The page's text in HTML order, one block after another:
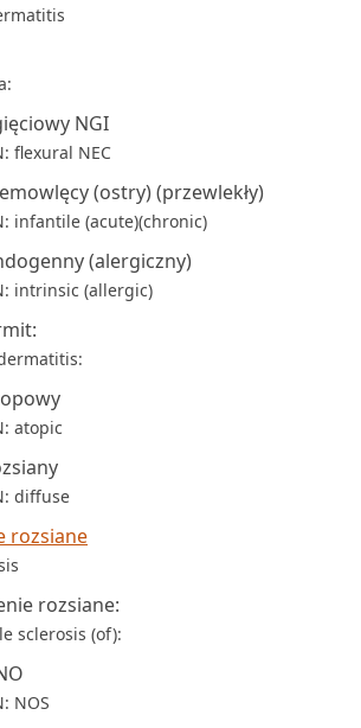
NGI
flexural NEC
(ostry) (przewlekły)
infantile (acute)(chronic)
(alergiczny)
intrinsic (allergic)
atopic
diffuse
rozsiane
rozsiane:
sclerosis (of):
NOS